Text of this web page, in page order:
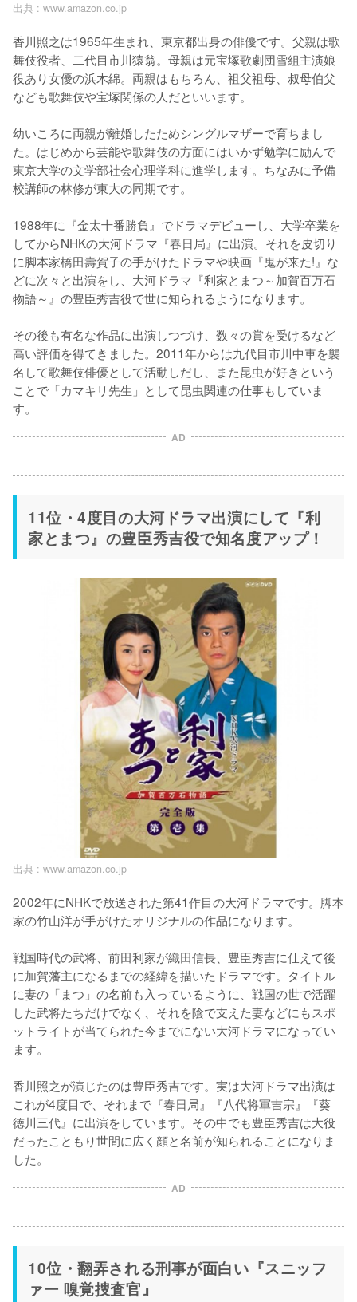
出典 : www.amazon.co.jp
香川照之は1965年生まれ、東京都出身の俳優です。父親は歌
舞伎役者、二代目市川猿翁。母親は元宝塚歌劇団雪組主演娘
役あり女優の浜木綿。両親はもちろん、祖父祖母、叔母伯父
なども歌舞伎や宝塚関係の人だといいます。
幼いころに両親が離婚したためシングルマザーで育ちまし
た。はじめから芸能や歌舞伎の方面にはいかず勉学に励んで
東京大学の文学部社会心理学科に進学します。ちなみに予備
校講師の林修が東大の同期です。
1988年に『金太十番勝負』でドラマデビューし、大学卒業を
してからNHKの大河ドラマ『春日局』に出演。それを皮切り
に脚本家橋田壽賀子の手がけたドラマや映画『鬼が来た!』な
どに次々と出演をし、大河ドラマ『利家とまつ～加賀百万石
物語～』の豊臣秀吉役で世に知られるようになります。
その後も有名な作品に出演しつづけ、数々の賞を受けるなど
高い評価を得てきました。2011年からは九代目市川中車を襲
名して歌舞伎俳優として活動しだし、また昆虫が好きという
ことで「カマキリ先生」として昆虫関連の仕事もしていま
す。
AD
11位・4度目の大河ドラマ出演にして『利
家とまつ』の豊臣秀吉役で知名度アップ！
出典 : www.amazon.co.jp
2002年にNHKで放送された第41作目の大河ドラマです。脚本
家の竹山洋が手がけたオリジナルの作品になります。
戦国時代の武将、前田利家が織田信長、豊臣秀吉に仕えて後
に加賀藩主になるまでの経緯を描いたドラマです。タイトル
に妻の「まつ」の名前も入っているように、戦国の世で活躍
した武将たちだけでなく、それを陰で支えた妻などにもスポ
ットライトが当てられた今までにない大河ドラマになってい
ます。
香川照之が演じたのは豊臣秀吉です。実は大河ドラマ出演は
これが4度目で、それまで『春日局』『八代将軍吉宗』『葵
徳川三代』に出演をしています。その中でも豊臣秀吉は大役
だったこともり世間に広く顔と名前が知られることになりま
した。
AD
10位・翻弄される刑事が面白い『スニッフ
ァー 嗅覚捜査官』